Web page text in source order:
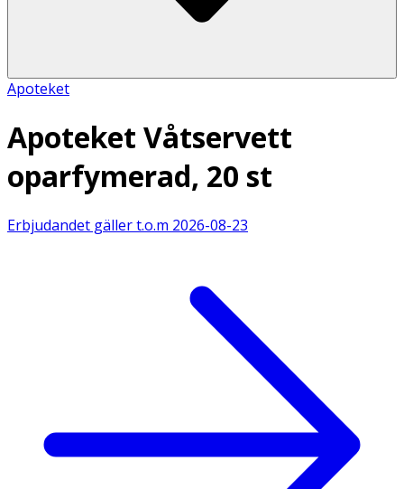
Apoteket
Apoteket Våtservett
oparfymerad, 20 st
Erbjudandet gäller t.o.m 2026-08-23